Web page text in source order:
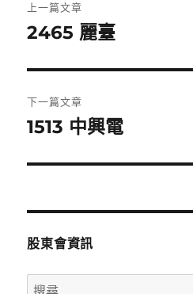
章
覽
上一篇文章
上
篇
文
章:
2465 麗臺
下一篇文章
下
篇
章:
1513 中興電
股東會資訊
搜